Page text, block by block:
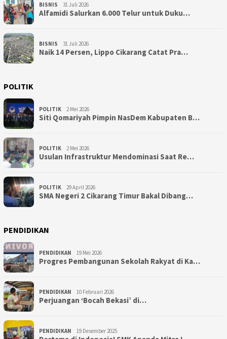
BISNIS 31 Juli 2026
Alfamidi Salurkan 6.000 Telur untuk Duku…
BISNIS 31 Juli 2026
Naik 14 Persen, Lippo Cikarang Catat Pra…
POLITIK
POLITIK 2 Mei 2026
Siti Qomariyah Pimpin NasDem Kabupaten B…
POLITIK 2 Mei 2026
Usulan Infrastruktur Mendominasi Saat Re…
POLITIK 29 April 2026
SMA Negeri 2 Cikarang Timur Bakal Dibang…
PENDIDIKAN
PENDIDIKAN 19 Mei 2026
Progres Pembangunan Sekolah Rakyat di Ka…
PENDIDIKAN 10 Februari 2026
Perjuangan ‘Bocah Bekasi’ di…
PENDIDIKAN 19 Desember 2025